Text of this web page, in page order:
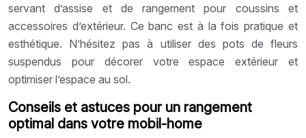
servant d’assise et de rangement pour coussins et
accessoires d’extérieur. Ce banc est à la fois pratique et
esthétique. N’hésitez pas à utiliser des pots de fleurs
suspendus pour décorer votre espace extérieur et
optimiser l’espace au sol.
Conseils et astuces pour un rangement
optimal dans votre mobil-home